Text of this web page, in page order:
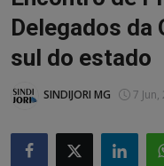
Artigos
Matérias / Parcerias
Delegados da
sul do estado
SINDIJORI MG 7